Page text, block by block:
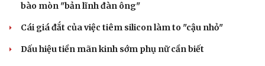
bào mòn "bản lĩnh đàn ông"
Cái giá đắt của việc tiêm silicon làm to "cậu nhỏ"
Dấu hiệu tiền mãn kinh sớm phụ nữ cần biết